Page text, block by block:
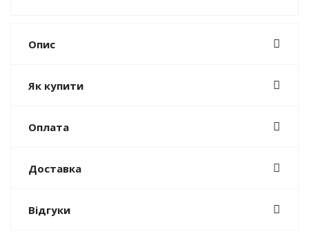
Опис
Як купити
Оплата
Доставка
Відгуки